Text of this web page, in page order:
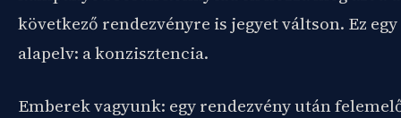
következő rendezvényre is jegyet váltson. Ez
alapelv: a konzisztencia.
Emberek vagyunk: egy rendezvény után